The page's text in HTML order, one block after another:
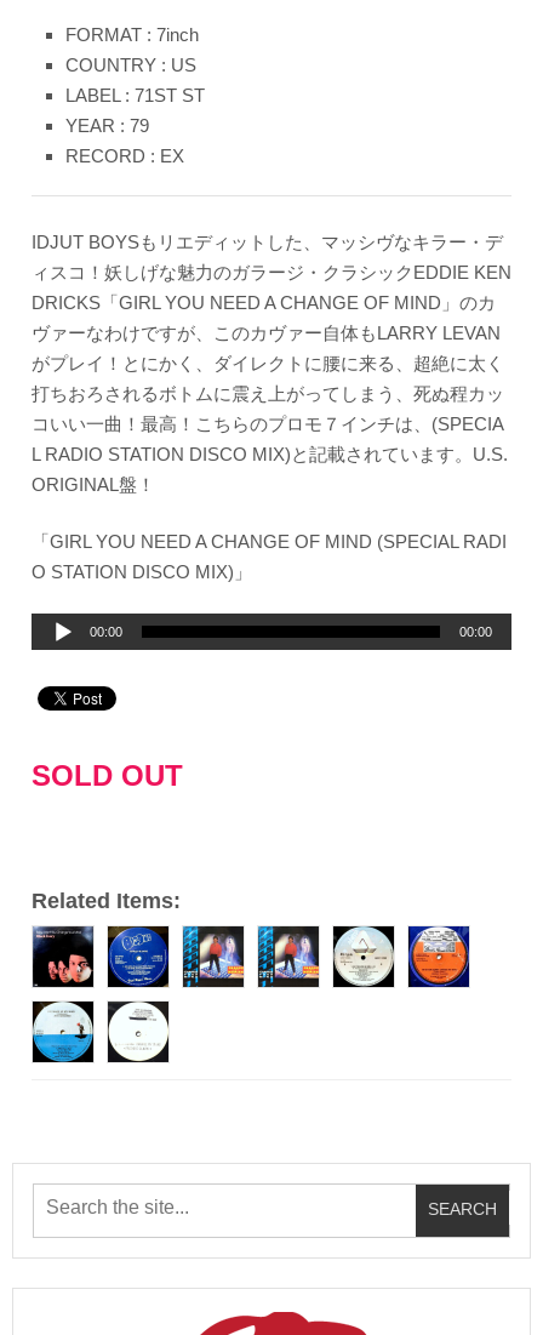
FORMAT : 7inch
COUNTRY : US
LABEL : 71ST ST
YEAR : 79
RECORD : EX
IDJUT BOYSもリエディットした、マッシヴなキラー・デ
ィスコ！妖しげな魅力のガラージ・クラシックEDDIE KEN
DRICKS「GIRL YOU NEED A CHANGE OF MIND」のカ
ヴァーなわけですが、このカヴァー自体もLARRY LEVAN
がプレイ！とにかく、ダイレクトに腰に来る、超絶に太く
打ちおろされるボトムに震え上がってしまう、死ぬ程カッ
コいい一曲！最高！こちらのプロモ７インチは、(SPECIA
L RADIO STATION DISCO MIX)と記載されています。U.S.
ORIGINAL盤！
「GIRL YOU NEED A CHANGE OF MIND (SPECIAL RADI
O STATION DISCO MIX)」
プ
ヤ
00:00 00:00
SOLD OUT
Related Items: